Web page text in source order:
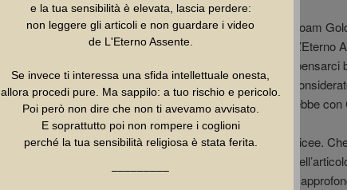
Anzitutto io non sono L’Eterno Assente. Io sono Choam
e il mio cognome. E vorrei essere chiamato così. L’Eterno
del mio canale video e del mio podcast. (Però – a
Blues si riferisce a me come a L’Eterno Assente:
povero Padre Kayn, chissà che schifezza produrrebbe con
Ma vabbe’, non divaghiamo e torniamo alle 11 teodicee.
irrazionali, ovvio. Ma lo faccio argomentando, sia
altri articoli e video linkati nella sfida. Billy Blues ha
e la tua sensibilità è elevata, lascia perdere:
non leggere gli articoli e non guardare i video
de L'Eterno Assente.
Se invece ti interessa una sfida intellettuale onesta,
allora procedi pure. Ma sappilo: a tuo rischio e pericolo.
Poi però non dire che non ti avevamo avvisato.
E soprattutto poi non rompere i coglioni
perché la tua sensibilità religiosa è stata ferita.
–––––––––